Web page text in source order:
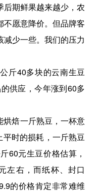
期鲜果越来越少，农
不愿意降价。但品牌客
减少一些。我们的压力
斤40多块的云南生豆
供应，今年涨到60多
烘焙一斤熟豆，一杯意
时的损耗，一斤熟豆
60元生豆价格估算，
左右，而纸杯、封口
的价格肯定非常难维